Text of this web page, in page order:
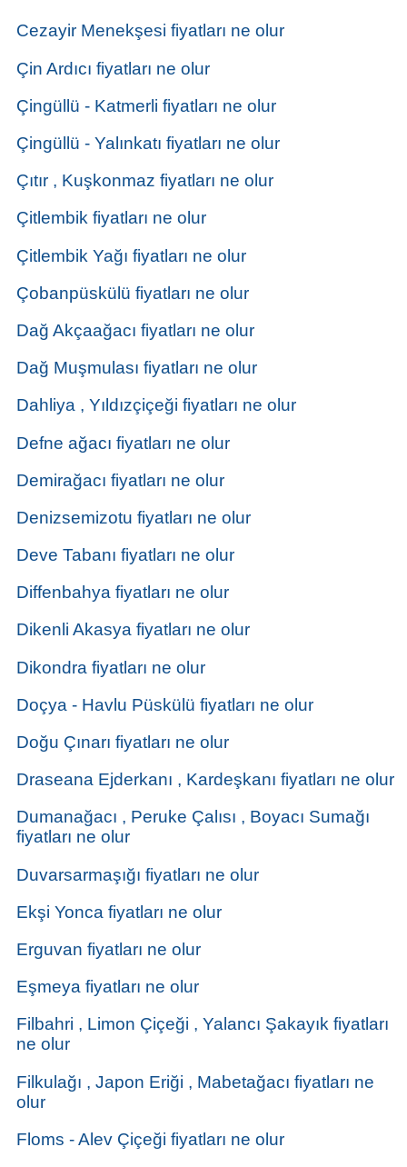
Cezayir Menekşesi fiyatları ne olur
Çin Ardıcı fiyatları ne olur
Çingüllü - Katmerli fiyatları ne olur
Çingüllü - Yalınkatı fiyatları ne olur
Çıtır , Kuşkonmaz fiyatları ne olur
Çitlembik fiyatları ne olur
Çitlembik Yağı fiyatları ne olur
Çobanpüskülü fiyatları ne olur
Dağ Akçaağacı fiyatları ne olur
Dağ Muşmulası fiyatları ne olur
Dahliya , Yıldızçiçeği fiyatları ne olur
Defne ağacı fiyatları ne olur
Demirağacı fiyatları ne olur
Denizsemizotu fiyatları ne olur
Deve Tabanı fiyatları ne olur
Diffenbahya fiyatları ne olur
Dikenli Akasya fiyatları ne olur
Dikondra fiyatları ne olur
Doçya - Havlu Püskülü fiyatları ne olur
Doğu Çınarı fiyatları ne olur
Draseana Ejderkanı , Kardeşkanı fiyatları ne olur
Dumanağacı , Peruke Çalısı , Boyacı Sumağı
fiyatları ne olur
Duvarsarmaşığı fiyatları ne olur
Ekşi Yonca fiyatları ne olur
Erguvan fiyatları ne olur
Eşmeya fiyatları ne olur
Filbahri , Limon Çiçeği , Yalancı Şakayık fiyatları
ne olur
Filkulağı , Japon Eriği , Mabetağacı fiyatları ne
olur
Floms - Alev Çiçeği fiyatları ne olur